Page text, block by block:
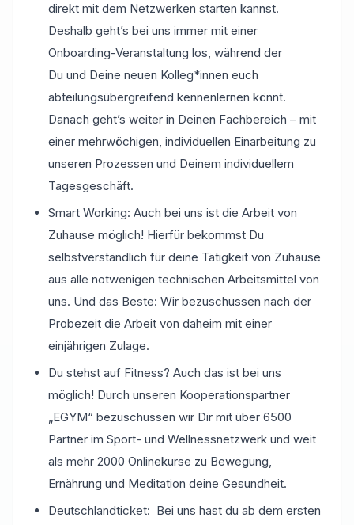
direkt mit dem Netzwerken starten kannst.
Deshalb geht’s bei uns immer mit einer
Onboarding-Veranstaltung los, während der
Du und Deine neuen Kolleg*innen euch
abteilungsübergreifend kennenlernen könnt.
Danach geht’s weiter in Deinen Fachbereich – mit
einer mehrwöchigen, individuellen Einarbeitung zu
unseren Prozessen und Deinem individuellem
Tagesgeschäft.
Smart Working: Auch bei uns ist die Arbeit von
Zuhause möglich! Hierfür bekommst Du
selbstverständlich für deine Tätigkeit von Zuhause
aus alle notwenigen technischen Arbeitsmittel von
uns. Und das Beste: Wir bezuschussen nach der
Probezeit die Arbeit von daheim mit einer
einjährigen Zulage.
Du stehst auf Fitness? Auch das ist bei uns
möglich! Durch unseren Kooperationspartner
„EGYM“ bezuschussen wir Dir mit über 6500
Partner im Sport- und Wellnessnetzwerk und weit
als mehr 2000 Onlinekurse zu Bewegung,
Ernährung und Meditation deine Gesundheit.
Deutschlandticket: Bei uns hast du ab dem ersten